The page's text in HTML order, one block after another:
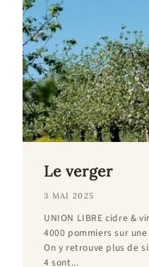
Le verger
3 MAI 2025
UNION LIBRE cidre &
4000 pommiers sur
On y retrouve plus de
4 sont...